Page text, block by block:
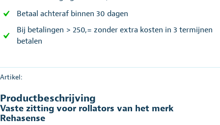
Betaal achteraf binnen 30 dagen
Bij betalingen > 250,= zonder extra kosten in 3 termijnen
betalen
Artikel:
Productbeschrijving
Vaste zitting voor rollators van het merk
Rehasense